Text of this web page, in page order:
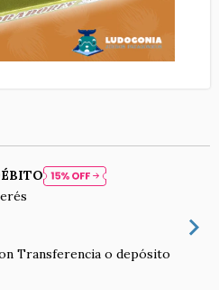
Transferencia o depósito